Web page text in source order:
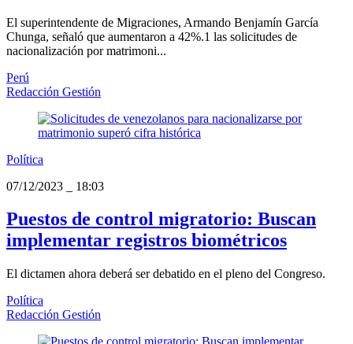
El superintendente de Migraciones, Armando Benjamín García
Chunga, señaló que aumentaron a 42%.1 las solicitudes de
nacionalización por matrimoni...
Perú
Redacción Gestión
Política
07/12/2023
18:03
Puestos de control migratorio: Buscan
implementar registros biométricos
El dictamen ahora deberá ser debatido en el pleno del Congreso.
Política
Redacción Gestión